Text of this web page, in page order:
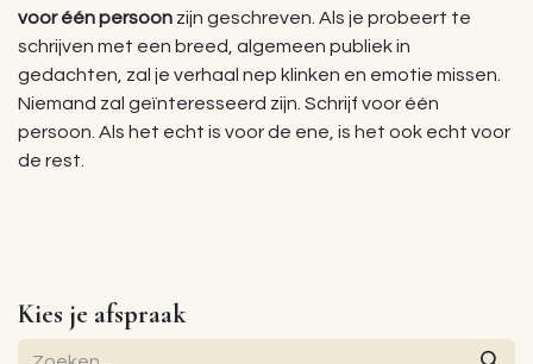
voor één persoon zijn geschreven. Als je probeert te
schrijven met een breed, algemeen publiek in
gedachten, zal je verhaal nep klinken en emotie missen.
Niemand zal geïnteresseerd zijn. Schrijf voor één
persoon. Als het echt is voor de ene, is het ook echt voor
de rest.
Kies je afspraak